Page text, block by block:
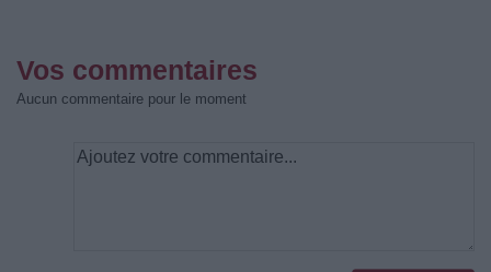
Vos commentaires
Aucun commentaire pour le moment